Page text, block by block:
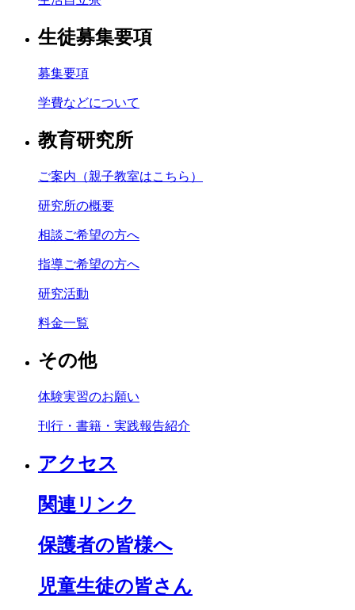
生徒募集要項
募集要項
学費などについて
教育研究所
ご案内（親子教室はこちら）
研究所の概要
相談ご希望の方へ
指導ご希望の方へ
研究活動
料金一覧
その他
体験実習のお願い
刊行・書籍・実践報告紹介
アクセス
関連リンク
保護者の皆様へ
児童生徒の皆さん